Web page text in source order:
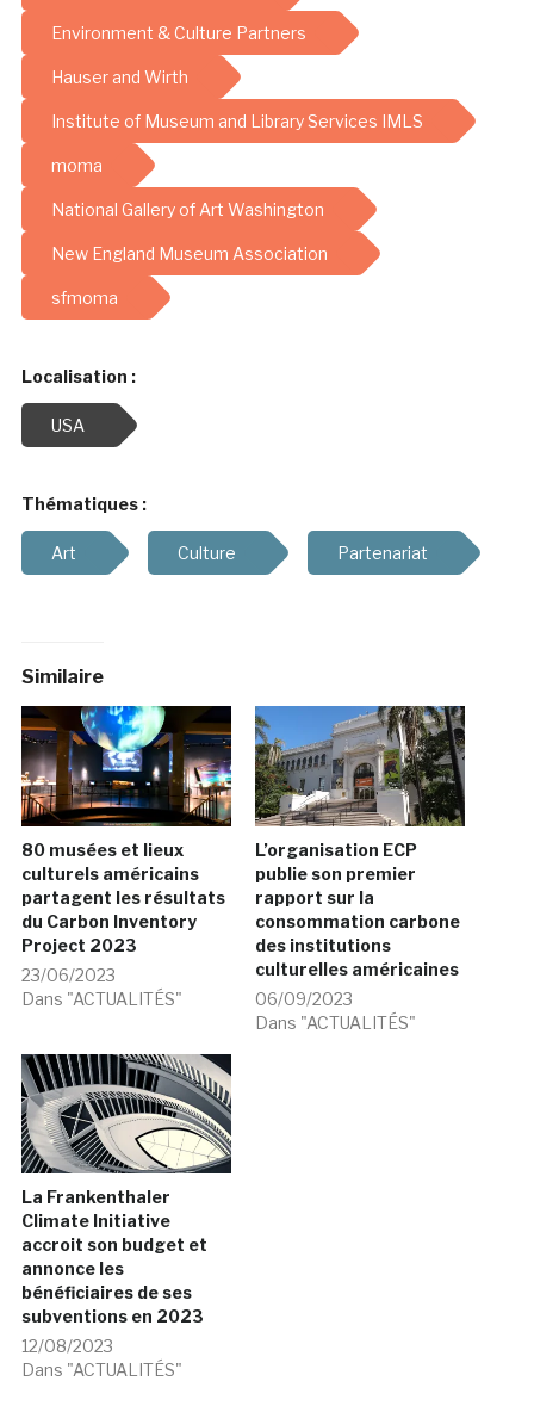
Environment & Culture Partners
Hauser and Wirth
Institute of Museum and Library Services IMLS
moma
National Gallery of Art Washington
New England Museum Association
sfmoma
Localisation :
USA
Thématiques :
Art Culture Partenariat
Similaire
80 musées et lieux
culturels américains
partagent les résultats
du Carbon Inventory
Project 2023
23/06/2023
Dans "ACTUALITÉS"
L’organisation ECP
publie son premier
rapport sur la
consommation carbone
des institutions
culturelles américaines
06/09/2023
Dans "ACTUALITÉS"
La Frankenthaler
Climate Initiative
accroit son budget et
annonce les
bénéficiaires de ses
subventions en 2023
12/08/2023
Dans "ACTUALITÉS"